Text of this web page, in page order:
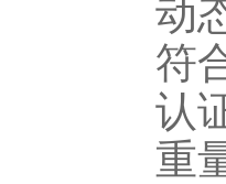
动
符
认
重